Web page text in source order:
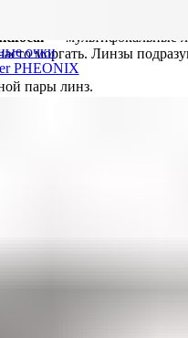
очки
PHEONIX
— мультифокальные
моргать. Линзы
пары линз.
,у которых выявили
чего снижается
Ни в коем случае